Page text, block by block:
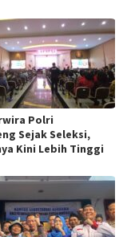
Polri
Sejak Seleksi,
Kini Lebih Tinggi